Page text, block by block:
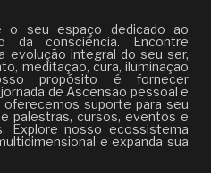
o seu espaço dedicado ao
da consciência. Encontre
evolução integral do seu ser,
meditação, cura, iluminação
propósito é fornecer
de Ascensão pessoal e
suporte para seu
palestras, cursos, eventos e
Explore nosso ecossistema
e expanda sua